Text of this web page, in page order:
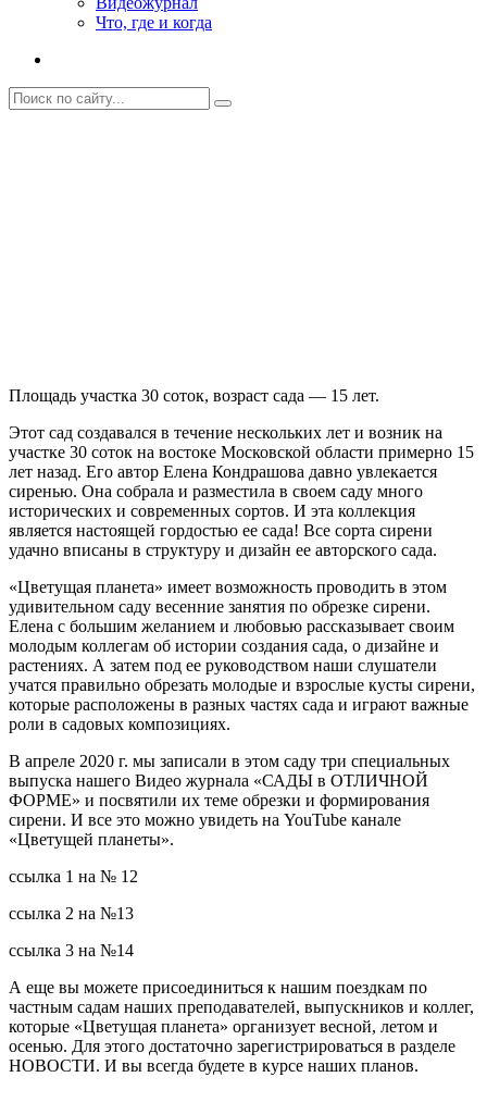
Что, где и когда
Площадь участка 30 соток, возраст сада — 15 лет.
Этот сад создавался в течение нескольких лет и возник на
участке 30 соток на востоке Московской области примерно 15
лет назад. Его автор Елена Кондрашова давно увлекается
сиренью. Она собрала и разместила в своем саду много
исторических и современных сортов. И эта коллекция
является настоящей гордостью ее сада! Все сорта сирени
удачно вписаны в структуру и дизайн ее авторского сада.
«Цветущая планета» имеет возможность проводить в этом
удивительном саду весенние занятия по обрезке сирени.
Елена с большим желанием и любовью рассказывает своим
молодым коллегам об истории создания сада, о дизайне и
растениях. А затем под ее руководством наши слушатели
учатся правильно обрезать молодые и взрослые кусты сирени,
которые расположены в разных частях сада и играют важные
роли в садовых композициях.
В апреле 2020 г. мы записали в этом саду три специальных
выпуска нашего Видео журнала «САДЫ в ОТЛИЧНОЙ
ФОРМЕ» и посвятили их теме обрезки и формирования
сирени. И все это можно увидеть на YouTube канале
«Цветущей планеты».
ссылка 1 на № 12
ссылка 2 на №13
ссылка 3 на №14
А еще вы можете присоединиться к нашим поездкам по
частным садам наших преподавателей, выпускников и коллег,
которые «Цветущая планета» организует весной, летом и
осенью. Для этого достаточно зарегистрироваться в разделе
НОВОСТИ. И вы всегда будете в курсе наших планов.